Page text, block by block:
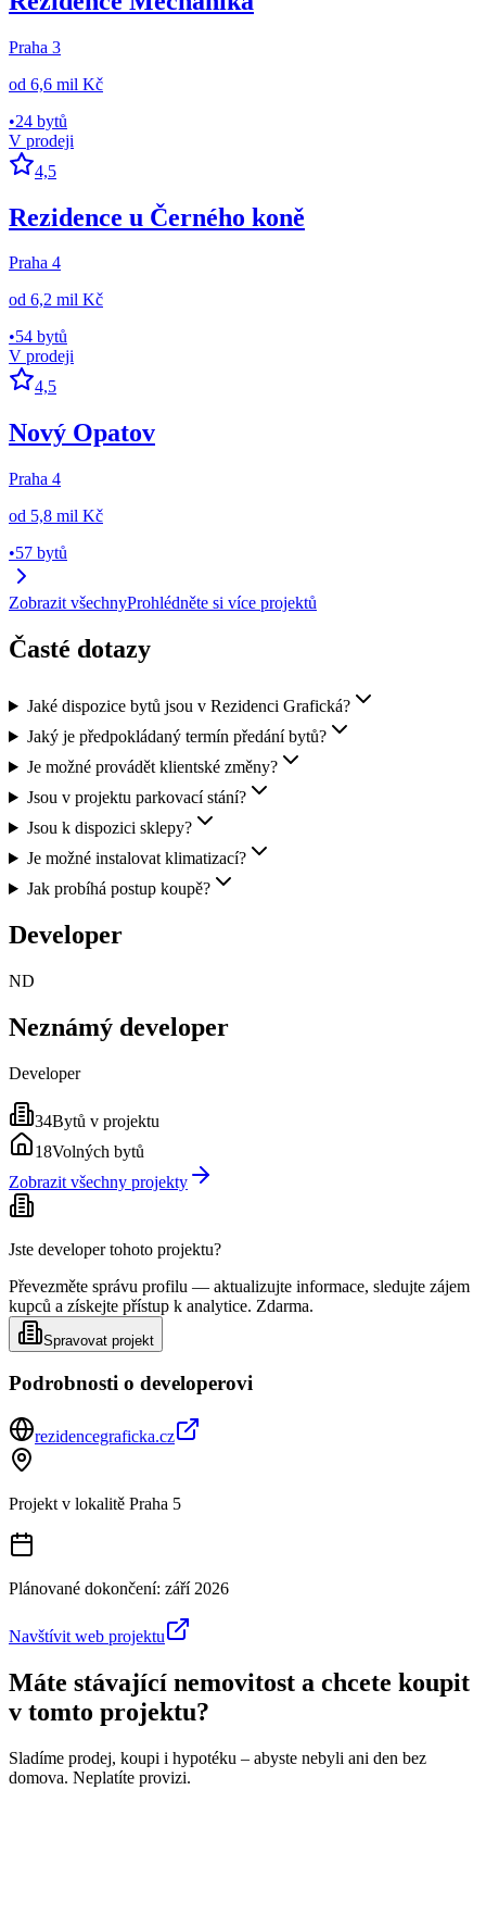
Praha 3
od 6,6 mil Kč
•24 bytů
V prodeji
4,5
Rezidence u Černého koně
Praha 4
od 6,2 mil Kč
•54 bytů
V prodeji
4,5
Nový Opatov
Praha 4
od 5,8 mil Kč
•57 bytů
Zobrazit všechnyProhlédněte si více projektů
Časté dotazy
Jaké dispozice bytů jsou v Rezidenci Grafická?
Jaký je předpokládaný termín předání bytů?
Je možné provádět klientské změny?
Jsou v projektu parkovací stání?
Jsou k dispozici sklepy?
Je možné instalovat klimatizací?
Jak probíhá postup koupě?
Developer
ND
Neznámý developer
Developer
34Bytů v projektu
18Volných bytů
Zobrazit všechny projekty
Jste developer tohoto projektu?
Převezměte správu profilu — aktualizujte informace, sledujte zájem
kupců a získejte přístup k analytice. Zdarma.
Spravovat projekt
Podrobnosti o developerovi
rezidencegraficka.cz
Projekt v lokalitě Praha 5
Plánované dokončení: září 2026
Navštívit web projektu
Máte stávající nemovitost a chcete koupit
v tomto projektu?
Sladíme prodej, koupi i hypotéku – abyste nebyli ani den bez
domova. Neplatíte provizi.